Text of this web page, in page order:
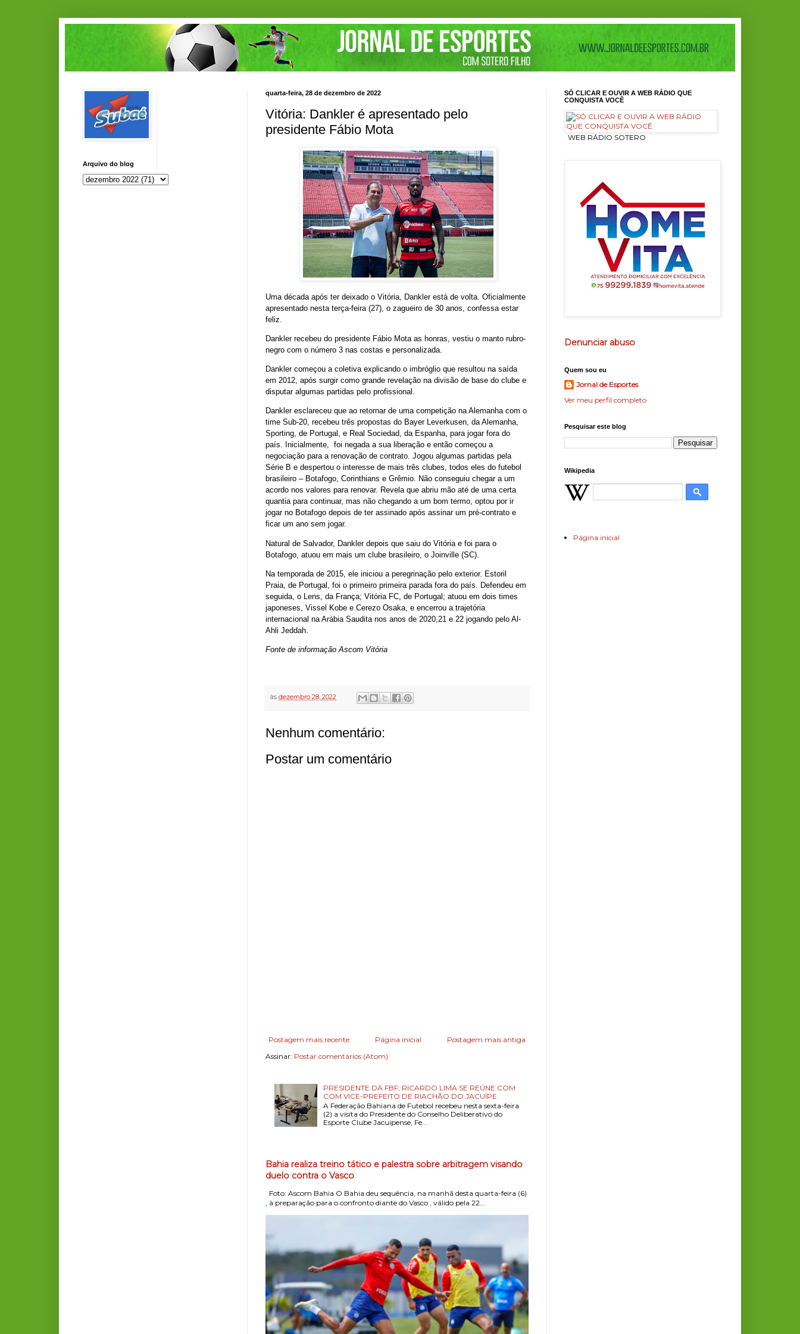
quarta-feira, 28 de dezembro de 2022
Vitória: Dankler é apresentado pelo
presidente Fábio Mota
Uma década após ter deixado o Vitória, Dankler está de volta. Oficialmente
apresentado nesta terça-feira (27), o zagueiro de 30 anos, confessa estar
feliz.
Dankler recebeu do presidente Fábio Mota as honras, vestiu o manto rubro-
negro com o número 3 nas costas e personalizada.
Dankler começou a coletiva explicando o imbróglio que resultou na saída
em 2012, após surgir como grande revelação na divisão de base do clube e
disputar algumas partidas pelo profissional.
Dankler esclareceu que ao retornar de uma competição na Alemanha com o
time Sub-20, recebeu três propostas do Bayer Leverkusen, da Alemanha,
Sporting, de Portugal, e Real Sociedad, da Espanha, para jogar fora do
país. Inicialmente, foi negada a sua liberação e então começou a
negociação para a renovação de contrato. Jogou algumas partidas pela
Série B e despertou o interesse de mais três clubes, todos eles do futebol
brasileiro – Botafogo, Corinthians e Grêmio. Não conseguiu chegar a um
acordo nos valores para renovar. Revela que abriu mão até de uma certa
quantia para continuar, mas não chegando a um bom termo, optou por ir
jogar no Botafogo depois de ter assinado após assinar um pré-contrato e
ficar um ano sem jogar.
Natural de Salvador, Dankler depois que saiu do Vitória e foi para o
Botafogo, atuou em mais um clube brasileiro, o Joinville (SC).
Na temporada de 2015, ele iniciou a peregrinação pelo exterior. Estoril
Praia, de Portugal, foi o primeiro primeira parada fora do país. Defendeu em
seguida, o Lens, da França; Vitória FC, de Portugal; atuou em dois times
japoneses, Vissel Kobe e Cerezo Osaka, e encerrou a trajetória
internacional na Arábia Saudita nos anos de 2020,21 e 22 jogando pelo Al-
Ahli Jeddah.
Fonte de informação Ascom Vitória
às dezembro 28, 2022
Nenhum comentário:
Postar um comentário
Postagem mais recente Postagem mais antiga
Página inicial
Assinar: Postar comentários (Atom)
PRESIDENTE DA FBF; RICARDO LIMA SE REÚNE COM
COM VICE-PREFEITO DE RIACHÃO DO JACUÍPE
A Federação Bahiana de Futebol recebeu nesta sexta-feira
(2) a visita do Presidente do Conselho Deliberativo do
Esporte Clube Jacuipense, Fe...
Bahia realiza treino tático e palestra sobre arbitragem visando
duelo contra o Vasco
Foto: Ascom Bahia O Bahia deu sequência, na manhã desta quarta-feira (6)
, à preparação para o confronto diante do Vasco , válido pela 22...
Arquivo do blog
SÓ CLICAR E OUVIR A WEB RÁDIO QUE
CONQUISTA VOCÊ
ㅤ WEB RÁDIO SOTERO
Denunciar abuso
Quem sou eu
Jornal de Esportes
Ver meu perfil completo
Pesquisar este blog
Wikipedia
Página inicial